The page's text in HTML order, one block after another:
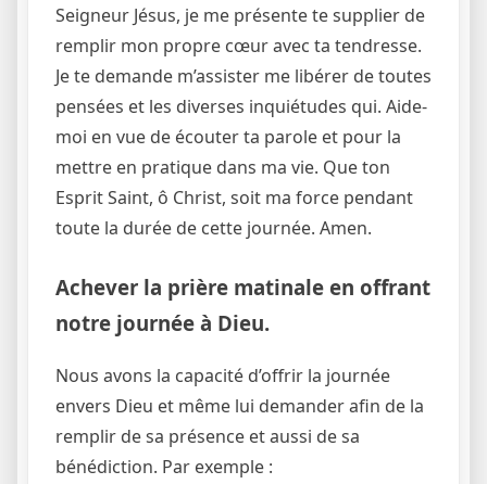
Seigneur Jésus, je me présente te supplier de
remplir mon propre cœur avec ta tendresse.
Je te demande m’assister me libérer de toutes
pensées et les diverses inquiétudes qui. Aide-
moi en vue de écouter ta parole et pour la
mettre en pratique dans ma vie. Que ton
Esprit Saint, ô Christ, soit ma force pendant
toute la durée de cette journée. Amen.
Achever la prière matinale en offrant
notre journée à Dieu.
Nous avons la capacité d’offrir la journée
envers Dieu et même lui demander afin de la
remplir de sa présence et aussi de sa
bénédiction. Par exemple :